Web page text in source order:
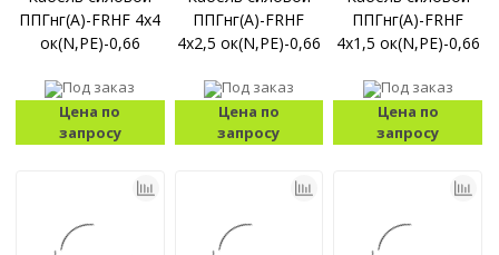
ППГнг(А)-FRHF 4x4
ок(N,PE)-0,66
Под заказ
Цена по
запросу
ППГнг(А)-FRHF
4x2,5 ок(N,PE)-0,66
Под заказ
Цена по
запросу
ППГнг(А)-FRHF
4x1,5 ок(N,PE)-0,66
Под заказ
Цена по
запросу